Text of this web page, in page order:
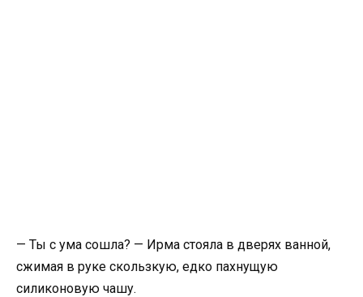
— Ты с ума сошла? — Ирма стояла в дверях ванной,
сжимая в руке скользкую, едко пахнущую
силиконовую чашу.